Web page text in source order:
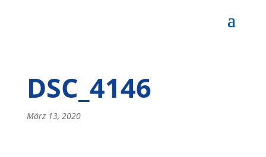
DSC_4146
März 13, 2020